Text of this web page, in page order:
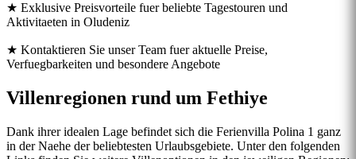
★ Exklusive Preisvorteile fuer beliebte Tagestouren und
Aktivitaeten in Oludeniz
★ Kontaktieren Sie unser Team fuer aktuelle Preise,
Verfuegbarkeiten und besondere Angebote
Villenregionen rund um Fethiye
Dank ihrer idealen Lage befindet sich die Ferienvilla Polina 1 ganz
in der Naehe der beliebtesten Urlaubsgebiete. Unter den folgenden